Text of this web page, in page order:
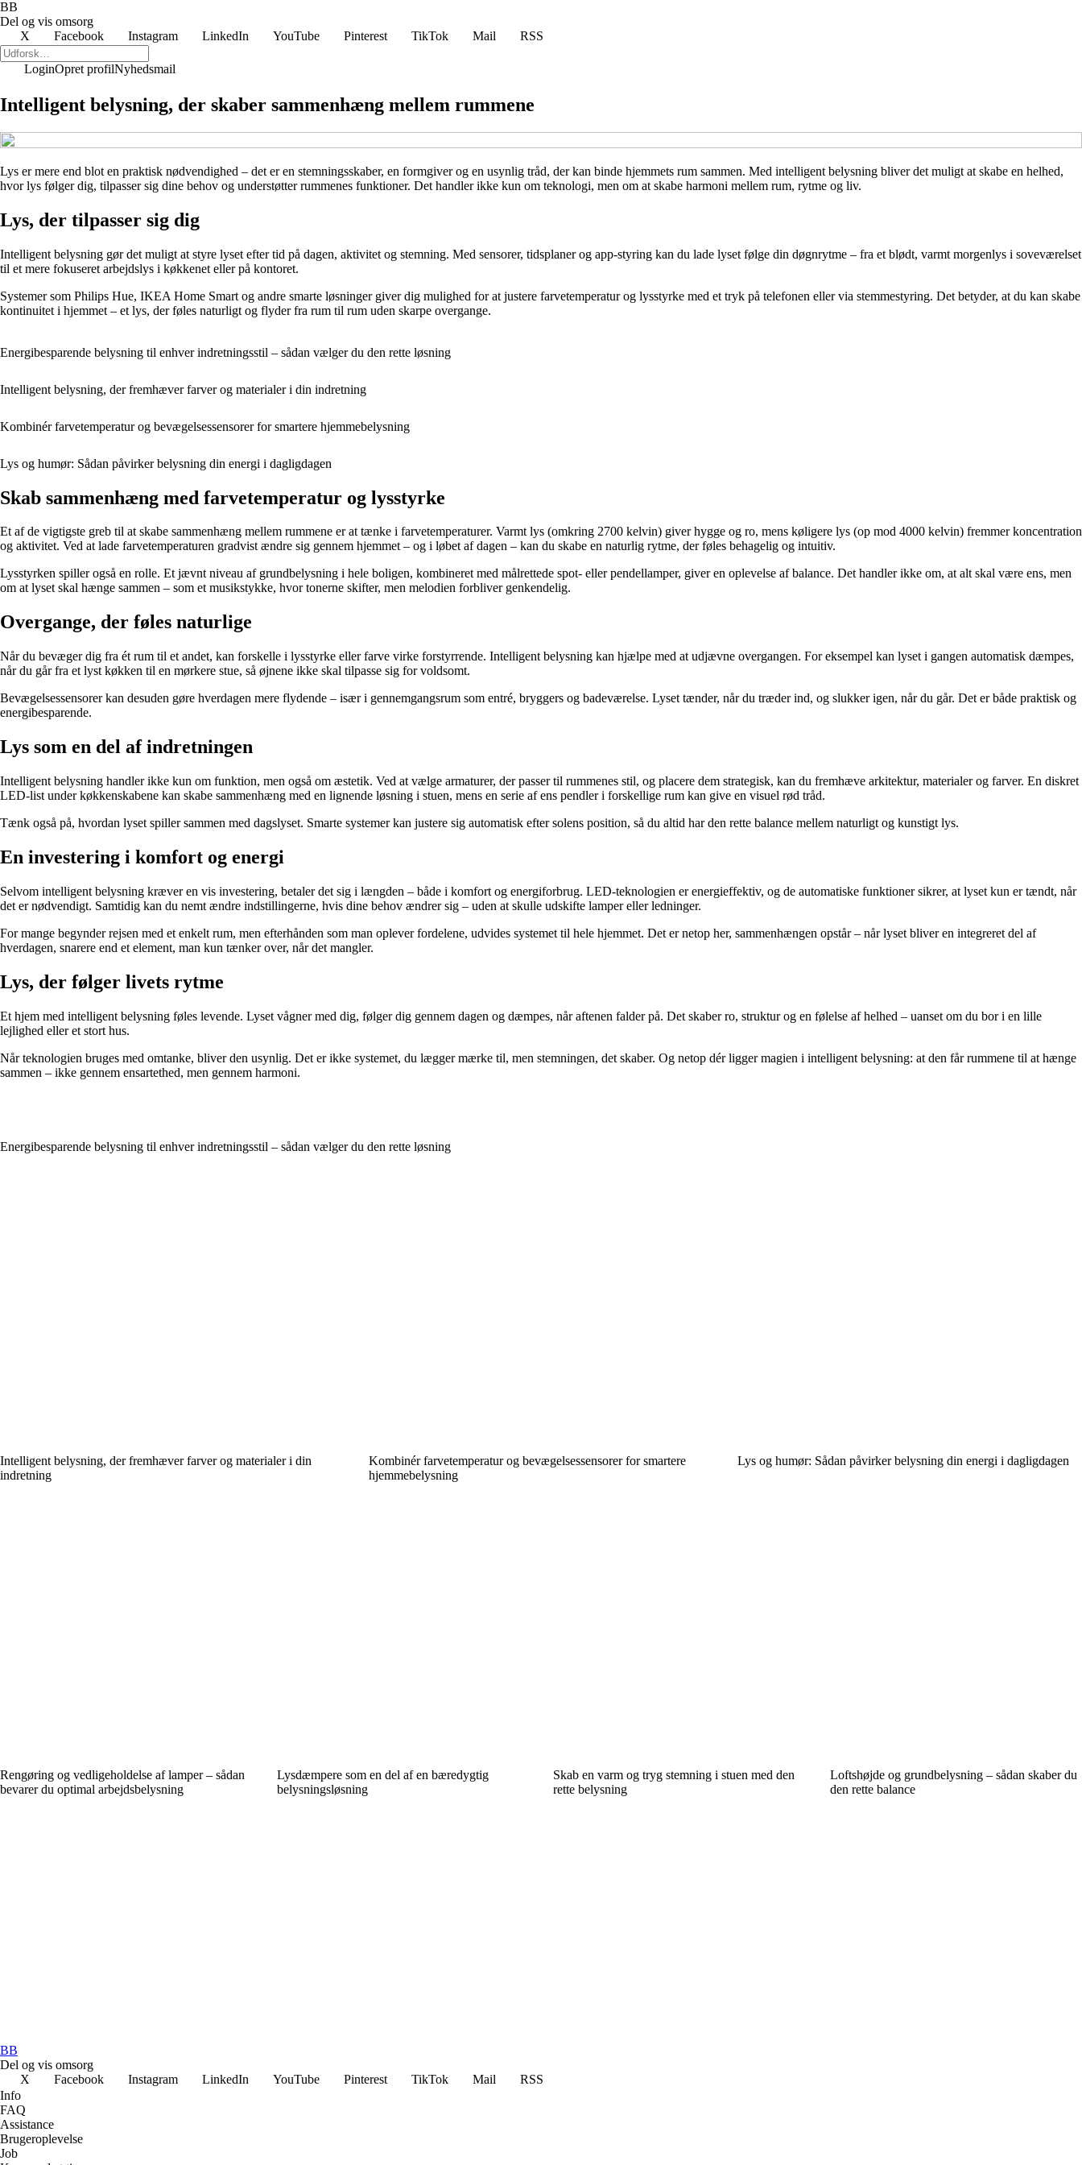
BB
Del og vis omsorg
X
Facebook Instagram LinkedIn YouTube Pinterest TikTok Mail RSS
LoginOpret profilNyhedsmail
Intelligent belysning, der skaber sammenhæng mellem rummene
Lys er mere end blot en praktisk nødvendighed – det er en stemningsskaber, en formgiver og en usynlig tråd, der kan binde hjemmets rum sammen. Med intelligent belysning bliver det muligt at skabe en helhed,
hvor lys følger dig, tilpasser sig dine behov og understøtter rummenes funktioner. Det handler ikke kun om teknologi, men om at skabe harmoni mellem rum, rytme og liv.
Lys, der tilpasser sig dig
Intelligent belysning gør det muligt at styre lyset efter tid på dagen, aktivitet og stemning. Med sensorer, tidsplaner og app-styring kan du lade lyset følge din døgnrytme – fra et blødt, varmt morgenlys i soveværelset
til et mere fokuseret arbejdslys i køkkenet eller på kontoret.
Systemer som Philips Hue, IKEA Home Smart og andre smarte løsninger giver dig mulighed for at justere farvetemperatur og lysstyrke med et tryk på telefonen eller via stemmestyring. Det betyder, at du kan skabe
kontinuitet i hjemmet – et lys, der føles naturligt og flyder fra rum til rum uden skarpe overgange.
Energibesparende belysning til enhver indretningsstil – sådan vælger du den rette løsning
Intelligent belysning, der fremhæver farver og materialer i din indretning
Kombinér farvetemperatur og bevægelsessensorer for smartere hjemmebelysning
Lys og humør: Sådan påvirker belysning din energi i dagligdagen
Skab sammenhæng med farvetemperatur og lysstyrke
Et af de vigtigste greb til at skabe sammenhæng mellem rummene er at tænke i farvetemperaturer. Varmt lys (omkring 2700 kelvin) giver hygge og ro, mens køligere lys (op mod 4000 kelvin) fremmer koncentration
og aktivitet. Ved at lade farvetemperaturen gradvist ændre sig gennem hjemmet – og i løbet af dagen – kan du skabe en naturlig rytme, der føles behagelig og intuitiv.
Lysstyrken spiller også en rolle. Et jævnt niveau af grundbelysning i hele boligen, kombineret med målrettede spot- eller pendellamper, giver en oplevelse af balance. Det handler ikke om, at alt skal være ens, men
om at lyset skal hænge sammen – som et musikstykke, hvor tonerne skifter, men melodien forbliver genkendelig.
Overgange, der føles naturlige
Når du bevæger dig fra ét rum til et andet, kan forskelle i lysstyrke eller farve virke forstyrrende. Intelligent belysning kan hjælpe med at udjævne overgangen. For eksempel kan lyset i gangen automatisk dæmpes,
når du går fra et lyst køkken til en mørkere stue, så øjnene ikke skal tilpasse sig for voldsomt.
Bevægelsessensorer kan desuden gøre hverdagen mere flydende – især i gennemgangsrum som entré, bryggers og badeværelse. Lyset tænder, når du træder ind, og slukker igen, når du går. Det er både praktisk og
energibesparende.
Lys som en del af indretningen
Intelligent belysning handler ikke kun om funktion, men også om æstetik. Ved at vælge armaturer, der passer til rummenes stil, og placere dem strategisk, kan du fremhæve arkitektur, materialer og farver. En diskret
LED-list under køkkenskabene kan skabe sammenhæng med en lignende løsning i stuen, mens en serie af ens pendler i forskellige rum kan give en visuel rød tråd.
Tænk også på, hvordan lyset spiller sammen med dagslyset. Smarte systemer kan justere sig automatisk efter solens position, så du altid har den rette balance mellem naturligt og kunstigt lys.
En investering i komfort og energi
Selvom intelligent belysning kræver en vis investering, betaler det sig i længden – både i komfort og energiforbrug. LED-teknologien er energieffektiv, og de automatiske funktioner sikrer, at lyset kun er tændt, når
det er nødvendigt. Samtidig kan du nemt ændre indstillingerne, hvis dine behov ændrer sig – uden at skulle udskifte lamper eller ledninger.
For mange begynder rejsen med et enkelt rum, men efterhånden som man oplever fordelene, udvides systemet til hele hjemmet. Det er netop her, sammenhængen opstår – når lyset bliver en integreret del af
hverdagen, snarere end et element, man kun tænker over, når det mangler.
Lys, der følger livets rytme
Et hjem med intelligent belysning føles levende. Lyset vågner med dig, følger dig gennem dagen og dæmpes, når aftenen falder på. Det skaber ro, struktur og en følelse af helhed – uanset om du bor i en lille
lejlighed eller et stort hus.
Når teknologien bruges med omtanke, bliver den usynlig. Det er ikke systemet, du lægger mærke til, men stemningen, det skaber. Og netop dér ligger magien i intelligent belysning: at den får rummene til at hænge
sammen – ikke gennem ensartethed, men gennem harmoni.
Energibesparende belysning til enhver indretningsstil – sådan vælger du den rette løsning
Intelligent belysning, der fremhæver farver og materialer i din
indretning
Kombinér farvetemperatur og bevægelsessensorer for smartere
hjemmebelysning
Lys og humør: Sådan påvirker belysning din energi i dagligdagen
Rengøring og vedligeholdelse af lamper – sådan
bevarer du optimal arbejdsbelysning
Lysdæmpere som en del af en bæredygtig
belysningsløsning
Skab en varm og tryg stemning i stuen med den
rette belysning
Loftshøjde og grundbelysning – sådan skaber du
den rette balance
BB
Del og vis omsorg
X
Facebook Instagram LinkedIn YouTube Pinterest TikTok Mail
RSS
Info
FAQ
Assistance
Brugeroplevelse
Job